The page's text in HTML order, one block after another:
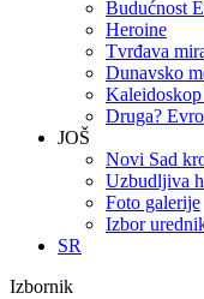
Budućnost
Heroine
Tvrđava
Dunavsko
Druga?
JOŠ
Novi Sad
Uzbudljiva
Foto galerije
Izbor
SR
Izbornik